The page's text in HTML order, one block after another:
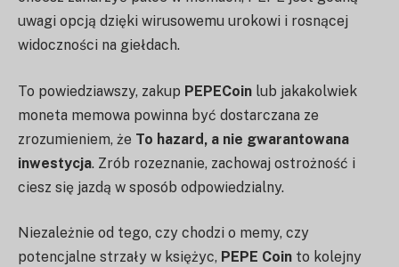
uwagi opcją dzięki wirusowemu urokowi i rosnącej
widoczności na giełdach.
To powiedziawszy, zakup PEPECoin lub jakakolwiek
moneta memowa powinna być dostarczana ze
zrozumieniem, że To hazard, a nie gwarantowana
inwestycja. Zrób rozeznanie, zachowaj ostrożność i
ciesz się jazdą w sposób odpowiedzialny.
Niezależnie od tego, czy chodzi o memy, czy
potencjalne strzały w księżyc, PEPE Coin to kolejny